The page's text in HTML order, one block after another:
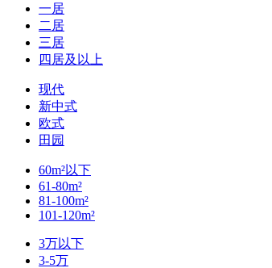
一居
二居
三居
四居及以上
现代
新中式
欧式
田园
60m²以下
61-80m²
81-100m²
101-120m²
3万以下
3-5万